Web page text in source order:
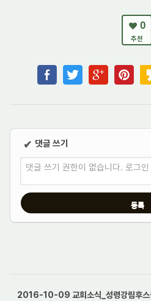
0
추천
✔ 댓글 쓰기
댓글 쓰기 권한이 없습니다. 로그
2016-10-09 교회소식_성령강림후스